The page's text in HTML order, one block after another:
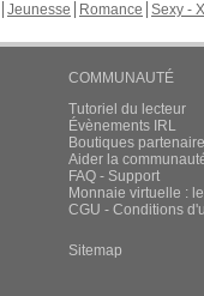
Jeunesse Romance Sexy -
COMMUNAUTÉ
Tutoriel du lecteur
Évènements IRL
Boutiques
Aider la
FAQ - Support
Monnaie virtuelle :
CGU - Conditions
Sitemap